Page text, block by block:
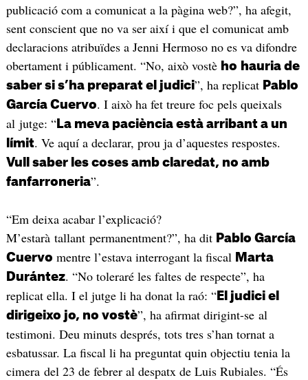
publicació com a comunicat a la pàgina web?”, ha afegit,
sent conscient que no va ser així i que el comunicat amb
declaracions atribuïdes a Jenni Hermoso no es va difondre
obertament i públicament. “No, això vostè ho hauria de
saber si s’ha preparat el judici”, ha replicat Pablo
García Cuervo. I això ha fet treure foc pels queixals
al jutge: “La meva paciència està arribant a un
límit. Ve aquí a declarar, prou ja d’aquestes respostes.
Vull saber les coses amb claredat, no amb
fanfarroneria”.
“Em deixa acabar l’explicació?
M’estarà tallant permanentment?”, ha dit Pablo García
Cuervo mentre l’estava interrogant la fiscal Marta
Durántez. “No toleraré les faltes de respecte”, ha
replicat ella. I el jutge li ha donat la raó: “El judici el
dirigeixo jo, no vostè”, ha afirmat dirigint-se al
testimoni. Deu minuts després, tots tres s’han tornat a
esbatussar. La fiscal li ha preguntat quin objectiu tenia la
cimera del 23 de febrer al despatx de Luis Rubiales. “És